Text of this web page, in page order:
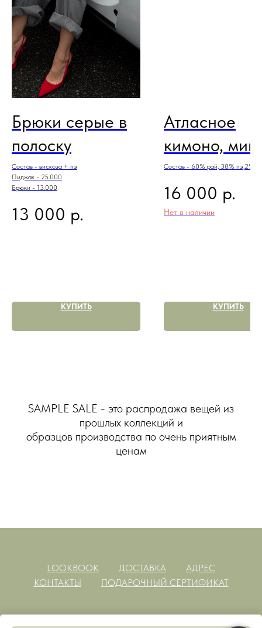
Брюки серые в
полоску
Состав - вискоза + пэ
Пиджак - 25.000
Брюки - 13.000
13 000 р.
КУПИТЬ
Атласное
кимоно,
Состав - 60% рай, 38% пэ,2%
16 000 р.
Нет в наличии
КУПИТЬ
SAMPLE SALE - это распродажа вещей из
прошлых коллекций и
образцов производства по очень приятным
ценам
LOOKBOOK ДОСТАВКА
АДРЕС
КОНТАКТЫ
ПОДАРОЧНЫЙ СЕРТИФИКАТ